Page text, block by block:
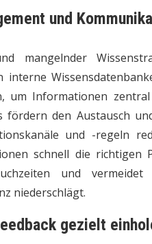
und
mangelnder
interne
um Informationen
den Austausch
und -regeln
schnell die richtigen
und
niederschlägt.
gezielt